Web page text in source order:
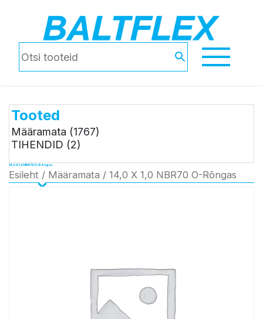
Tooted
Määramata (1767)
TIHENDID (2)
14,0 X 1,0 NBR70 O-Rõngas
Esileht / Määramata / 14,0 X 1,0 NBR70 O-Rõngas